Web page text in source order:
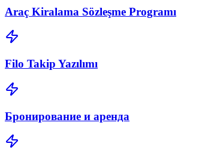
Araç Kiralama Sözleşme Programı
Filo Takip Yazılımı
Бронирование и аренда